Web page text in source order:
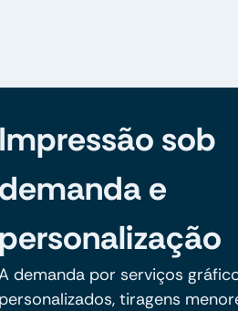
Impressão sob
demanda e
personalização
demanda por serviços
personalizados, tiragens